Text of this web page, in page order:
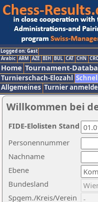
Logged on: Gast
Arabic ARM AZE BIH BUL CAT CHN
Home Tournament-
Turnierschach-Elozahl
Allgemeines Turnier
Willkommen bei
Nachname
Ebene
Personennummer
Bundesland
Spgem./Kreis/Verein
FIDE-Elolisten Stand